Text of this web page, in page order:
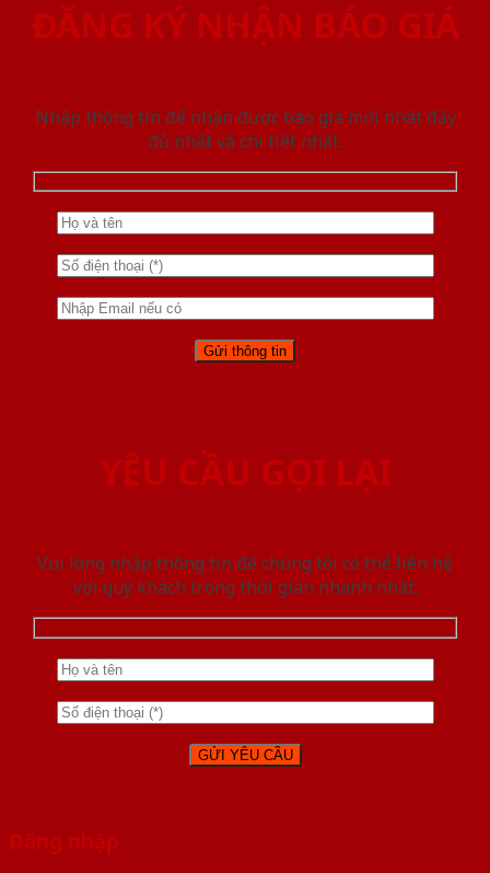
ĐĂNG KÝ NHẬN BÁO GIÁ
Nhập thông tin để nhận được báo giá mới nhât đầy
đủ nhất và chi tiết nhất.
YÊU CẦU GỌI LẠI
Vui lòng nhập thông tin để chúng tôi có thể liên hệ
với quý khách trong thời gian nhanh nhất.
Đăng nhập